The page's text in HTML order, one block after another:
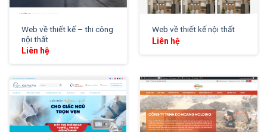
Web về thiết kế – thi công
nội thất
Liên hệ
Web về thiết kế nội thất
Liên hệ